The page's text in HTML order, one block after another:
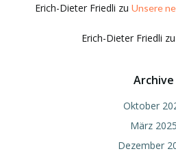
Erich-Dieter Friedli zu Unsere
Erich-Dieter Friedli zu
Archive
Oktober
März 2025
Dezember